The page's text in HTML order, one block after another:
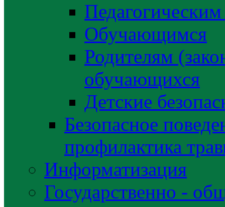
Обучающимся
Родителям
обучающихся
Детские
Безопасное
профилактика
Информатизация
Государственно -